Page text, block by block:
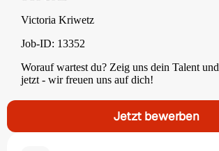
Victoria Kriwetz
Job-ID: 13352
Worauf wartest du? Zeig uns dein Talent
jetzt - wir freuen uns auf dich!
Jetzt bewerben